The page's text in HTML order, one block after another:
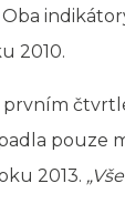
2010.
pouze
2013.